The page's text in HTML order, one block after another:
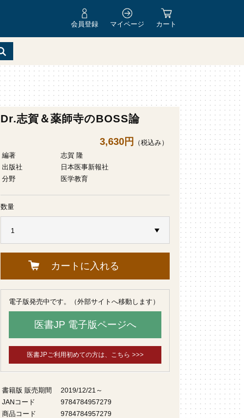
会員登録 マイページ カート
Dr.志賀＆薬師寺のBOSS論
3,630円
（税込み）
編著
志賀 隆
出版社
日本医事新報社
分野
医学教育
数量
カートに入れる
電子版発売中です。（外部サイトへ移動します）
医書JP 電子版ページへ
医書JPご利用初めての方は、こちら >>>
書籍版 販売期間
2019/12/21～
JANコード
9784784957279
商品コード
9784784957279